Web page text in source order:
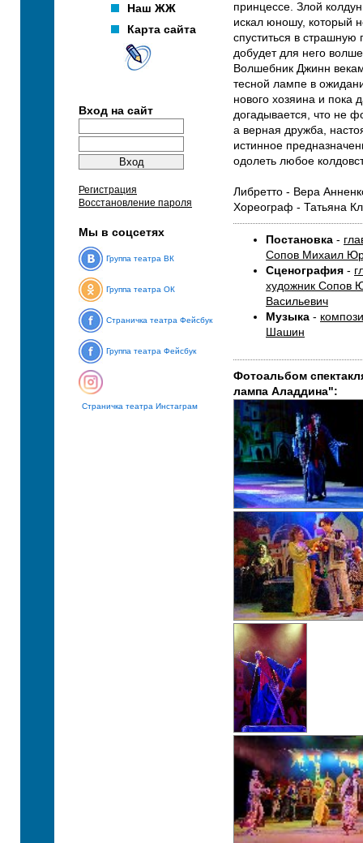
Наш ЖЖ
Карта сайта
Вход на сайт
Регистрация
Восстановление пароля
Мы в соцсетях
Группа театра ВК
Группа театра ОК
Страничка театра Фейсбук
Группа театра Фейсбук
Страничка театра Инстаграм
принцессе. Злой
искал юношу, который
спуститься в страшную
добудет для него
Волшебник Джинн
тесной лампе в
нового хозяина и пока
догадывается, что не
а верная дружба,
истинное
одолеть любое
Либретто - Вера
Хореограф - Татьяна
Постановка -
Сопов Михаил
Сценография -
художник Сопов
Васильевич
Музыка -
Шашин
Фотоальбом
лампа Аладдина":